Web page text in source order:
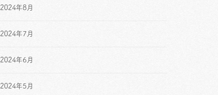
2024年8月
2024年7月
2024年6月
2024年5月